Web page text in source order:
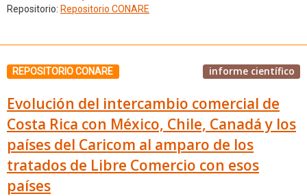
Repositorio: Repositorio CONARE
REPOSITORIO CONARE informe científico
Evolución del intercambio comercial de
Costa Rica con México, Chile, Canadá y los
países del Caricom al amparo de los
tratados de Libre Comercio con esos
países